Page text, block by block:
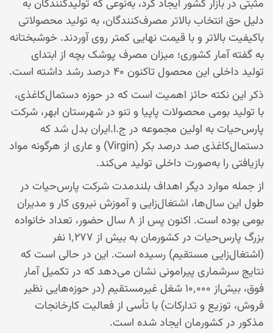
مثبتی در بازار کشور ایجاد کرد، به‌نوعی که تولیدکنندگان به
دلیل حق انتخاب بالاتر مصرف‌کنندگان، به تولید محصولاتی
باکیفیت بالاتر و با قیمت نهایی کمتر روی آوردند. خوشبختانه
به گفته آمار کشوری؛ میزان مصرف پوشک بچه از ابتدای
تولید داخلی این محصول تاکنون ۴۰ درصد رشد داشته است.
ذکر این نکته حائز اهمیت است که در حوزه دستمال‌کاغذی،
با تولید بومی محصولات پاپیا و تنو در شهرستان ابهر، شرکت
پارس‌حیات به اولین مجموعه در ج.ا.ایران بدل شد که
دستمال‌کاغذی صد درصد بکر (Virgin) و عاری از هرگونه مواد
بازیافتی را به‌صورت داخلی تولید می‌کند.
از جمله موارد دیگر اهداف بلندمدت شرکت پارس‌حیات در
طول این سال‌ها، اشتغال‌زایی و آموزش نیروی کار و مدیران
بومی بوده است. اکنون پس از ۸ سال حضور، تعداد خانواده
بزرگ پارس‌حیات در کشورمان به بیش از ۱٬۲۷۷ نفر
(اشتغال‌زایی مستقیم) رسیده است. این در حالی است که
نتایج سرشماری پیرامونی نشان می‌دهد که در تکمیل آمار
فوق، بیش‌از ۱۰٬۰۰۰ شغل غیرمستقیم (در حوزه‌هایی نظیر
فروش، توزیع و تدارکات) با تأسی از فعالیت کارخانجات
مذکور در کشورمان ایجاد شده است.